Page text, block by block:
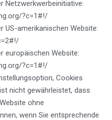
Netzwerkwerbeinitiative:
?c=1#!/
US-amerikanischen Website:
europäischen Website:
?c=1#!/
Cookies
nicht gewährleistet, dass
ohne
wenn Sie entsprechende